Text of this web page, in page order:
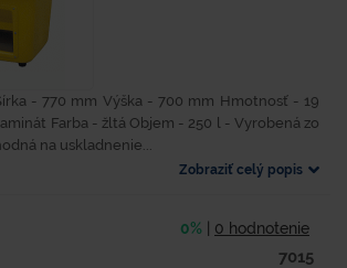
- 770 mm Výška - 700 mm Hmotnosť - 19
Farba - žltá Objem - 250 l - Vyrobená zo
na uskladnenie...
Zobraziť celý popis
0% 0 hodnotenie
7015